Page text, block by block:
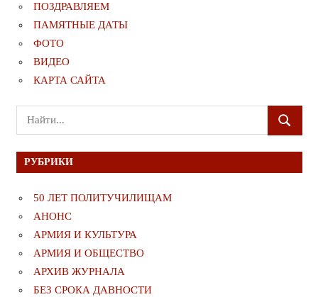
ПОЗДРАВЛЯЕМ
ПАМЯТНЫЕ ДАТЫ
ФОТО
ВИДЕО
КАРТА САЙТА
Поиск
для:
ПОИСК
РУБРИКИ
50 ЛЕТ ПОЛИТУЧИЛИЩАМ
АНОНС
АРМИЯ И КУЛЬТУРА
АРМИЯ И ОБЩЕСТВО
АРХИВ ЖУРНАЛА
БЕЗ СРОКА ДАВНОСТИ